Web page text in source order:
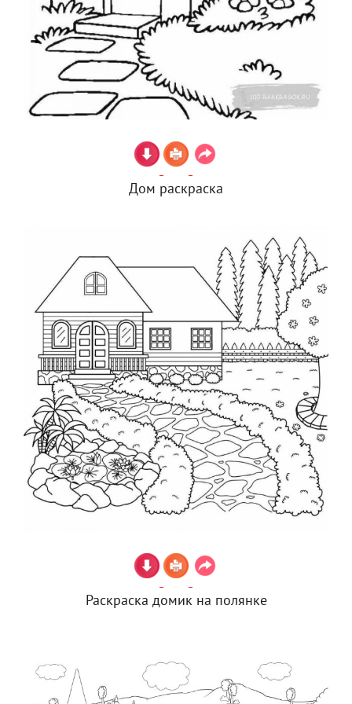
Дом раскраска
Раскраска домик на полянке